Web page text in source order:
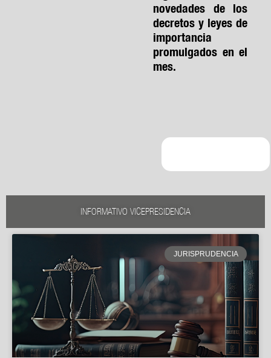
novedades de los
decretos y leyes de
importancia
promulgados en el
mes.
INFORMATIVO VICEPRESIDENCIA
JURISPRUDENCIA